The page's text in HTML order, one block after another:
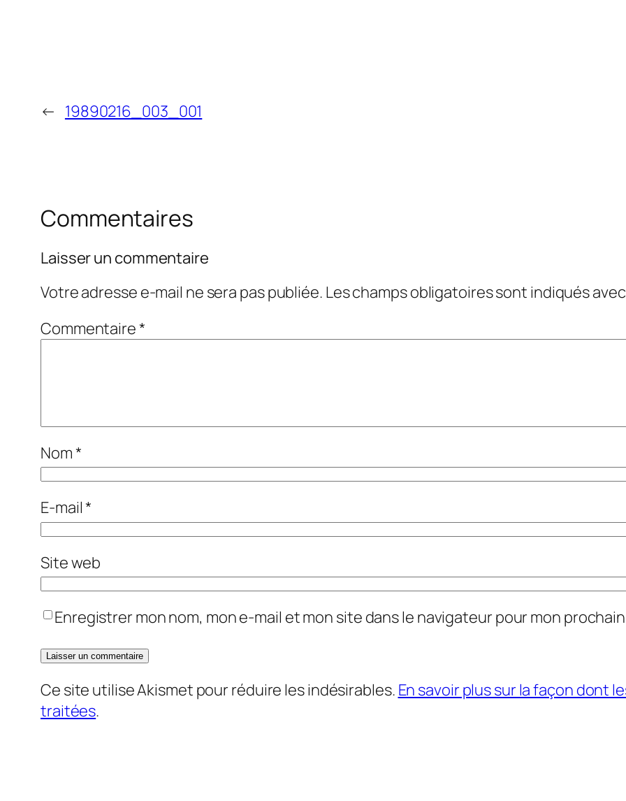
← 19890216_003_001
Commentaires
Laisser un commentaire
Votre adresse e-mail ne sera pas publiée. Les champs obligatoires sont indiqués
Commentaire*
Nom*
E-mail*
Site web
Enregistrer mon nom, mon e-mail et mon site dans le navigateur pour mon
Ce site utilise Akismet pour réduire les indésirables. En savoir plus sur la façon dont
traitées.